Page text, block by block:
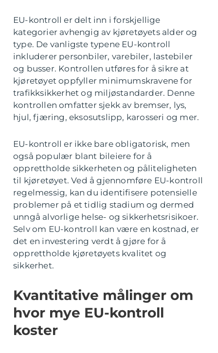
EU-kontroll er delt inn i forskjellige
kategorier avhengig av kjøretøyets alder og
type. De vanligste typene EU-kontroll
inkluderer personbiler, varebiler, lastebiler
og busser. Kontrollen utføres for å sikre at
kjøretøyet oppfyller minimumskravene for
trafikksikkerhet og miljøstandarder. Denne
kontrollen omfatter sjekk av bremser, lys,
hjul, fjæring, eksosutslipp, karosseri og mer.
EU-kontroll er ikke bare obligatorisk, men
også populær blant bileiere for å
opprettholde sikkerheten og påliteligheten
til kjøretøyet. Ved å gjennomføre EU-kontroll
regelmessig, kan du identifisere potensielle
problemer på et tidlig stadium og dermed
unngå alvorlige helse- og sikkerhetsrisikoer.
Selv om EU-kontroll kan være en kostnad, er
det en investering verdt å gjøre for å
opprettholde kjøretøyets kvalitet og
sikkerhet.
Kvantitative målinger om
hvor mye EU-kontroll
koster